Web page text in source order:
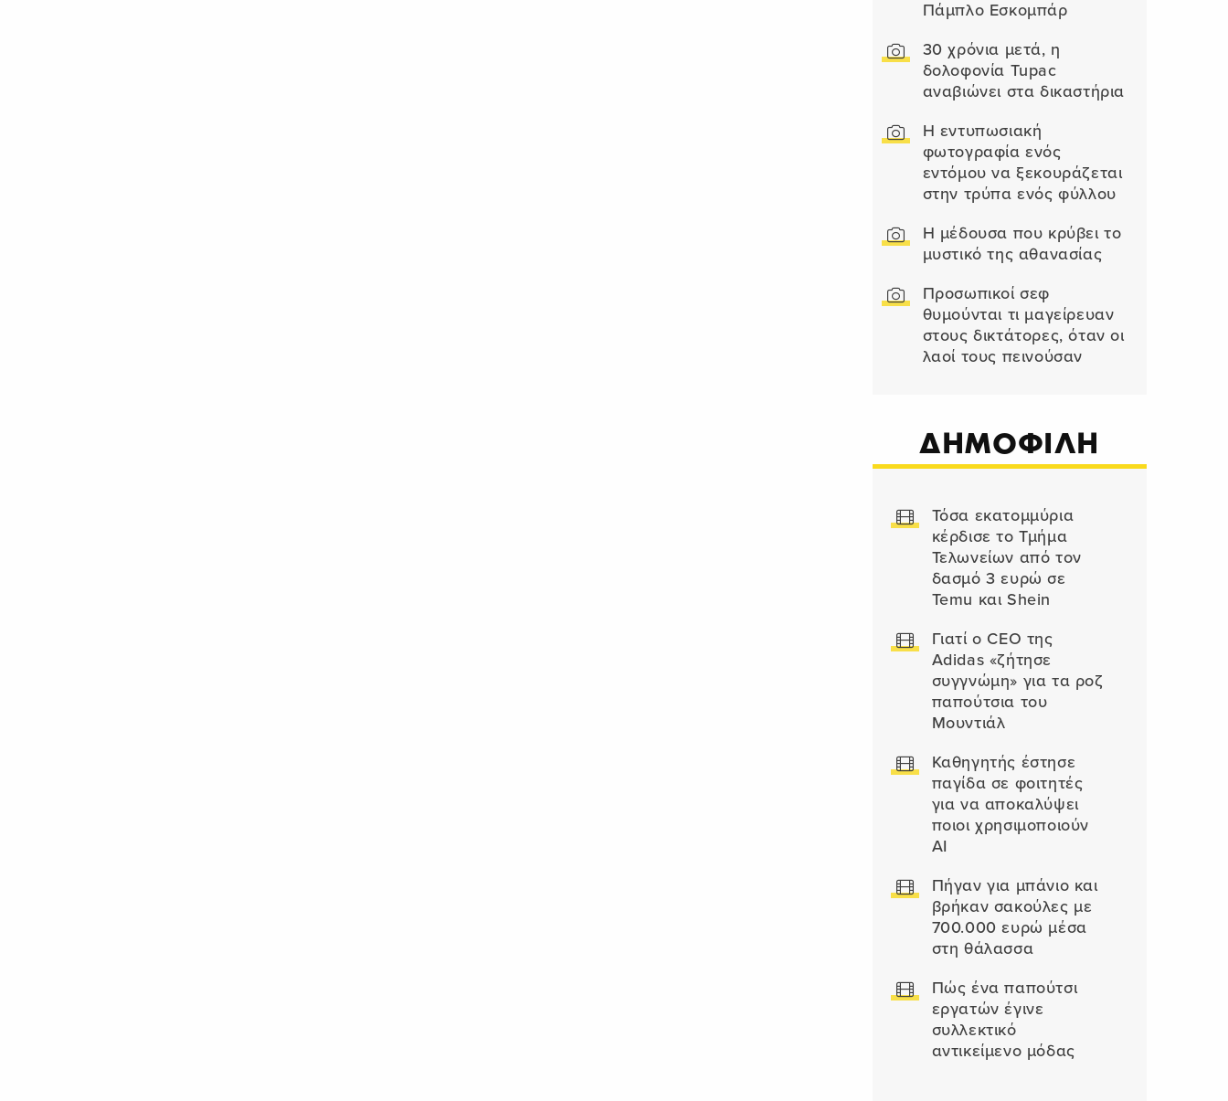
Πάμπλο Εσκομπάρ
30 χρόνια μετά, η
δολοφονία Tupac
αναβιώνει στα δικαστήρια
Η εντυπωσιακή
φωτογραφία ενός
εντόμου να ξεκουράζεται
στην τρύπα ενός φύλλου
Η μέδουσα που κρύβει το
μυστικό της αθανασίας
Προσωπικοί σεφ
θυμούνται τι μαγείρευαν
στους δικτάτορες, όταν οι
λαοί τους πεινούσαν
ΔΗΜΟΦΙΛΗ
Τόσα εκατομμύρια
κέρδισε το Τμήμα
Τελωνείων από τον
δασμό 3 ευρώ σε
Temu και Shein
Γιατί ο CEO της
Adidas «ζήτησε
συγγνώμη» για τα ροζ
παπούτσια του
Μουντιάλ
Καθηγητής έστησε
παγίδα σε φοιτητές
για να αποκαλύψει
ποιοι χρησιμοποιούν
AI
Πήγαν για μπάνιο και
βρήκαν σακούλες με
700.000 ευρώ μέσα
στη θάλασσα
Πώς ένα παπούτσι
εργατών έγινε
συλλεκτικό
αντικείμενο μόδας